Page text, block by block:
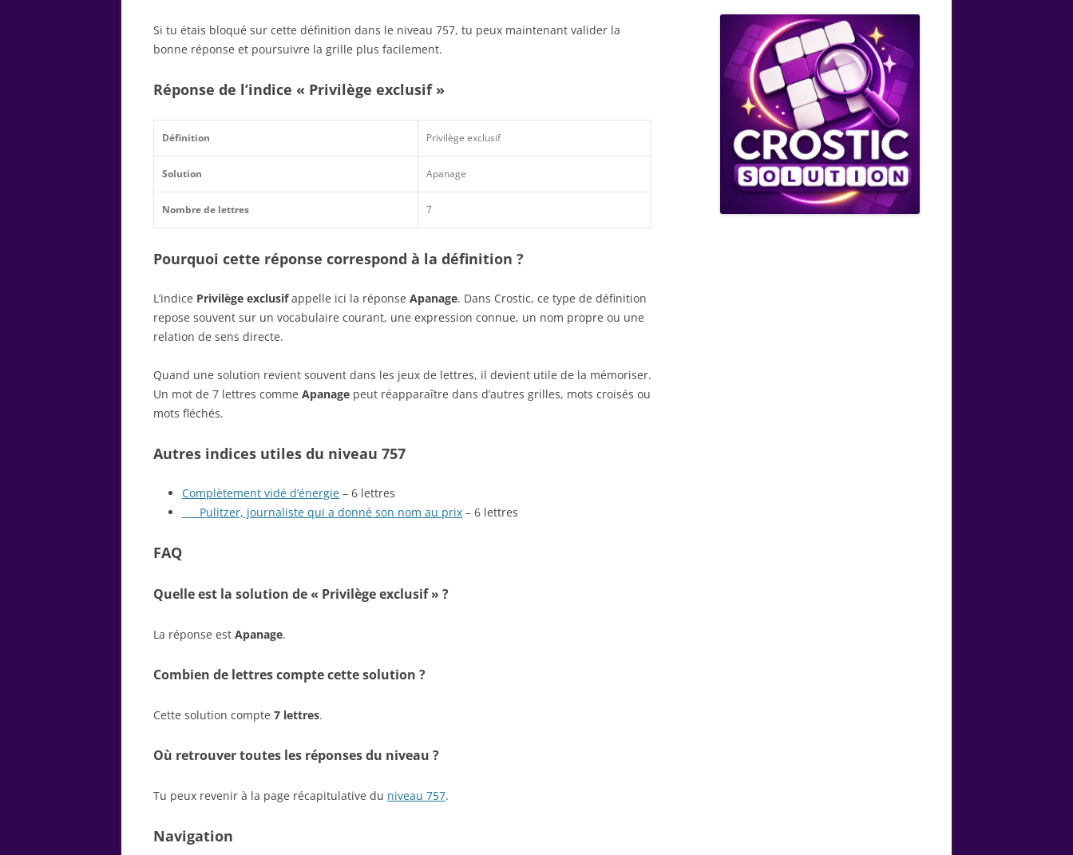
Si tu étais bloqué sur cette définition dans le niveau 757, tu peux maintenant valider la
bonne réponse et poursuivre la grille plus facilement.
Réponse de l’indice « Privilège exclusif »
Définition Privilège exclusif
Solution Apanage
Nombre de lettres 7
Pourquoi cette réponse correspond à la définition ?
L’indice Privilège exclusifappelle ici la réponse Apanage. Dans Crostic, ce type de définition
repose souvent sur un vocabulaire courant, une expression connue, un nom propre ou une
relation de sens directe.
Quand une solution revient souvent dans les jeux de lettres, il devient utile de la mémoriser.
Un mot de 7 lettres comme Apanage peut réapparaître dans d’autres grilles, mots croisés ou
mots fléchés.
Autres indices utiles du niveau 757
Complètement vidé d’énergie – 6 lettres
___ Pulitzer, journaliste qui a donné son nom au prix – 6 lettres
FAQ
Quelle est la solution de « Privilège exclusif » ?
La réponse est Apanage.
Combien de lettres compte cette solution ?
Cette solution compte 7 lettres.
Où retrouver toutes les réponses du niveau ?
Tu peux revenir à la page récapitulative du niveau 757.
Navigation